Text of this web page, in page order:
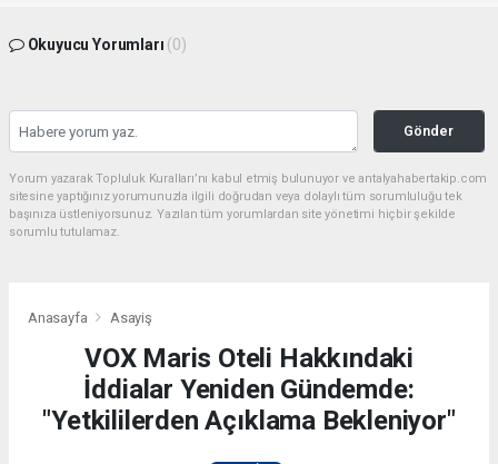
Okuyucu Yorumları (0)
Gönder
Yorum yazarak Topluluk Kuralları’nı kabul etmiş bulunuyor ve antalyahabertakip.com
sitesine yaptığınız yorumunuzla ilgili doğrudan veya dolaylı tüm sorumluluğu tek
başınıza üstleniyorsunuz. Yazılan tüm yorumlardan site yönetimi hiçbir şekilde
sorumlu tutulamaz.
Anasayfa Asayiş
VOX Maris Oteli Hakkındaki
İddialar Yeniden Gündemde:
"Yetkililerden Açıklama Bekleniyor"